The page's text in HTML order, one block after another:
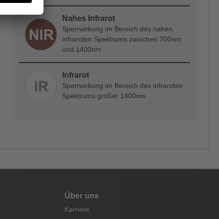
Nahes Infrarot
Sperrwirkung im Bereich des nahen
infraroten Spektrums zwischen 700nm
und 1400nm
Infrarot
Sperrwirkung im Bereich des infraroten
Spektrums größer 1400nm
Über uns
Karriere